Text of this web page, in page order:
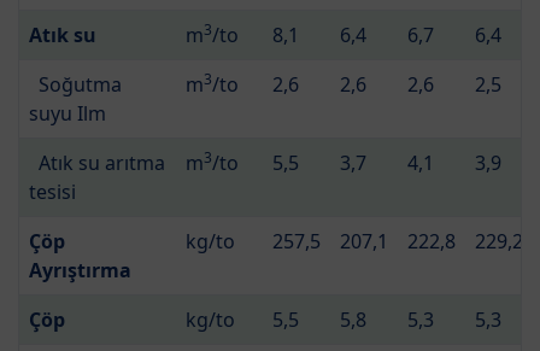
Atık su
m3/to 8,1 6,4 6,7
6,4
Soğutma
suyu Ilm
m3/to 2,6 2,6 2,6 2,5
Atık su arıtma
tesisi
m3/to 5,5 3,7 4,1 3,9
Çöp
Ayrıştırma
kg/to 257,5 207,1 222,8 229,2
Çöp kg/to 5,5 5,8 5,3
5,3